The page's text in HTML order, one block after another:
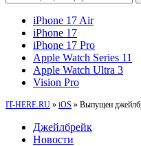
iPhone 17 Air
iPhone 17
iPhone 17 Pro
Apple Watch Series 11
Apple Watch Ultra 3
Vision Pro
IT-HERE.RU » iOS » Выпущен
Джейлбрейк
Новости